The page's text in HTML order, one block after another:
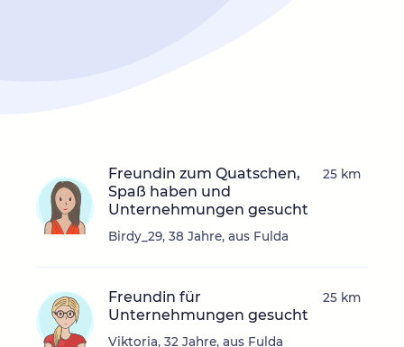
Freundin zum Quatschen,
Spaß haben und
Unternehmungen gesucht
Birdy_29, 38 Jahre, aus Fulda
25 km
Freundin für
Unternehmungen gesucht
Viktoria, 32 Jahre, aus Fulda
25 km